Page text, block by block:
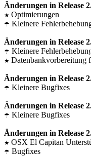
Änderungen in Release
★ Optimierungen
☂ Kleinere
Änderungen in Release
☂ Kleinere
★ Datenbankvorbereitung
Änderungen in Release
☂ Kleinere Bugfixes
Änderungen in Release
☂ Kleinere Bugfixes
Änderungen in Release
★ OSX El Capitan
☂ Bugfixes